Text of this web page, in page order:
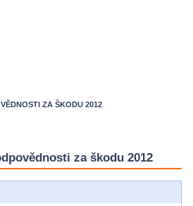
ZA ŠKODU 2012
za škodu 2012